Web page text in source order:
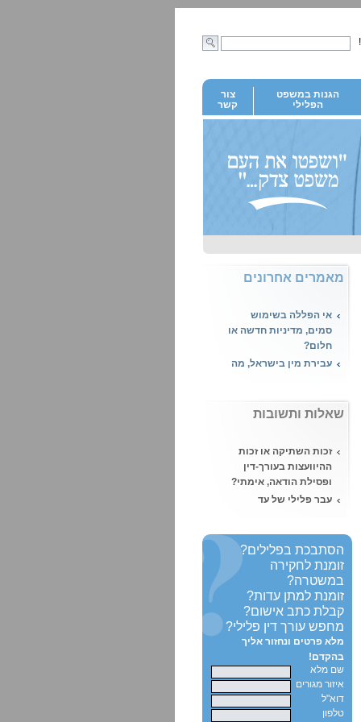
הגנות במשפט
הפלילי
צור
קשר
מאמרים אחרונים
אי הפללה בשימוש
חלום?
עבירת מין בישראל, מה
מהי עבירת אונס ומה
העונש הצפוי?
הצפוי על ביצוע מעשה
סדום?
השעיית עורך דין
מהלשכה, מאת נוגה ויזל,
הטרדה מינית, איך יוצאים
מזה?
שאלות ותשובות
ופסילת הודאה, אימתי?
עבר פלילי של עד
תיווך בסם מסוכן מול
סחר בסמים - בית
המשפט קבע:
סוכן מדיח - הדחה על ידי
סוכן משטרתי והגנה מן
הצדק
האם ניתן לקחת קצינת
מבחן פרטית?
רישום פלילי ועבודה -
היכן לא ניתן להעסיק
אדם עם רישום פלילי?
הסתבכת בפלילים?
זומנת לחקירה
במשטרה?
זומנת למתן עדות?
קבלת כתב אישום?
מחפש עורך דין פלילי?
מלא פרטים ונחזור אליך
בהקדם!
שם מלא
איזור מגורים
דוא"ל
טלפון